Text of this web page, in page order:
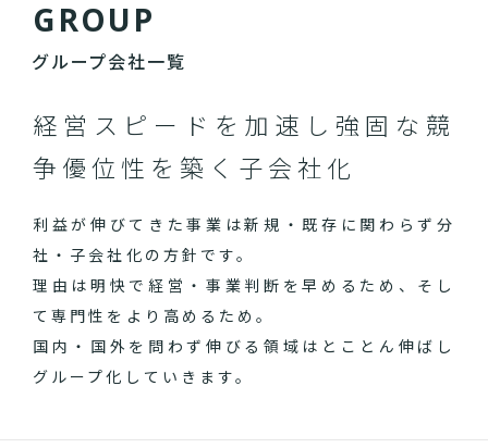
GROUP
グループ会社一覧
経営スピードを加速し 強固な競
争優位性を築く子会社化
利益が伸びてきた事業は新規・既存に関わらず分
社・子会社化の方針です。
理由は明快で経営・事業判断を早めるため、そし
て専門性をより高めるため。
国内・国外を問わず伸びる領域はとことん伸ばし
グループ化していきます。